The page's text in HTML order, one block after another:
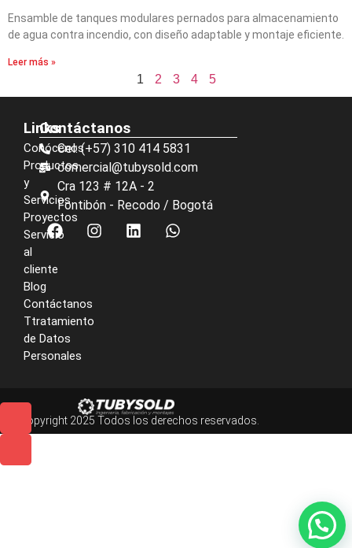
Ensamble de tanques modulares pernados para almacenamiento
de agua contra incendio, con diseño adaptable y montaje eficiente.
Leer más »
1 2 3 4 5
Links
Conócenos
Productos
y
Servicios
Proyectos
Servicio
al
cliente
Blog
Contáctanos
Ttratamiento
de Datos
Personales
Contáctanos
Cel: (+57) 310 414 5831
comercial@tubysold.com
Cra 123 # 12A - 2
Fontibón - Recodo / Bogotá
© Copyright 2025 Todos los derechos reservados.